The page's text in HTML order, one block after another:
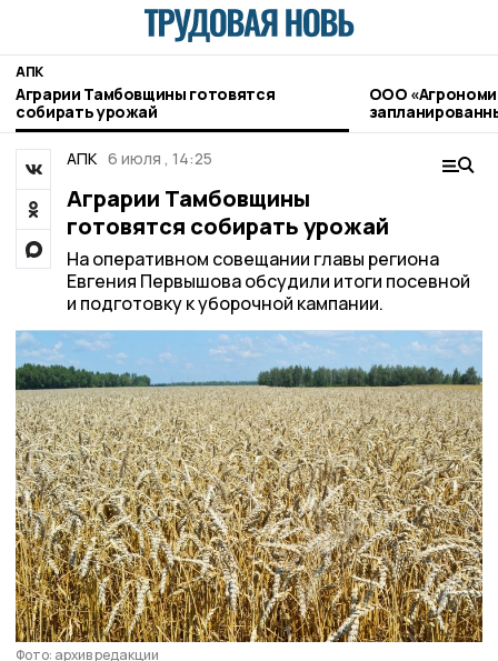
АПК
Аграрии Тамбовщины готовятся
собирать урожай
ООО
применению
АПК 6 июля , 14:25
Аграрии Тамбовщины
готовятся собирать урожай
На оперативном совещании главы региона
Евгения Первышова обсудили итоги посевной
и подготовку к уборочной кампании.
Фото: архив редакции